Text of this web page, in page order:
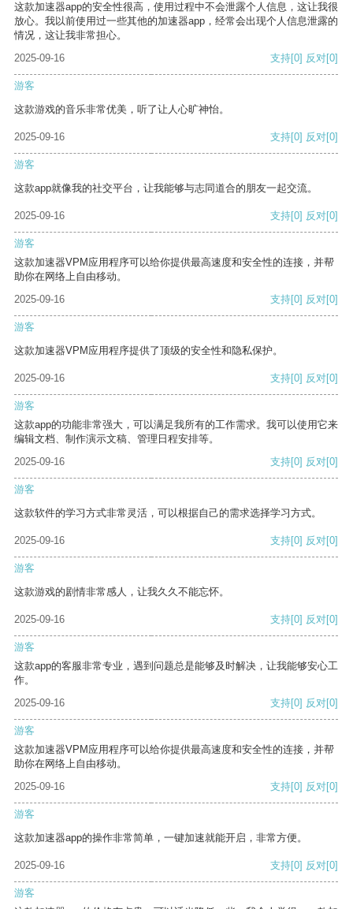
这款加速器app的安全性很高，使用过程中不会泄露个人信息，这让我很
放心。我以前使用过一些其他的加速器app，经常会出现个人信息泄露的
情况，这让我非常担心。
2025-09-16
支持[0] 反对[0]
游客
这款游戏的音乐非常优美，听了让人心旷神怡。
2025-09-16 支持[0] 反对[0]
游客
这款app就像我的社交平台，让我能够与志同道合的朋友一起交流。
2025-09-16 支持[0] 反对[0]
游客
这款加速器VPM应用程序可以给你提供最高速度和安全性的连接，并帮
助你在网络上自由移动。
2025-09-16
支持[0] 反对[0]
游客
这款加速器VPM应用程序提供了顶级的安全性和隐私保护。
2025-09-16 支持[0] 反对[0]
游客
这款app的功能非常强大，可以满足我所有的工作需求。我可以使用它来
编辑文档、制作演示文稿、管理日程安排等。
2025-09-16
支持[0] 反对[0]
游客
这款软件的学习方式非常灵活，可以根据自己的需求选择学习方式。
2025-09-16 支持[0] 反对[0]
游客
这款游戏的剧情非常感人，让我久久不能忘怀。
2025-09-16 支持[0] 反对[0]
游客
这款app的客服非常专业，遇到问题总是能够及时解决，让我能够安心工
作。
2025-09-16
支持[0] 反对[0]
游客
这款加速器VPM应用程序可以给你提供最高速度和安全性的连接，并帮
助你在网络上自由移动。
2025-09-16
支持[0] 反对[0]
游客
这款加速器app的操作非常简单，一键加速就能开启，非常方便。
2025-09-16 支持[0] 反对[0]
游客